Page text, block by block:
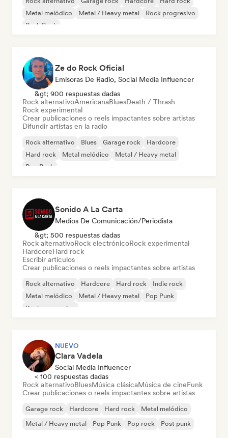
Metal melódico
Metal / Heavy metal
Rock progresivo
Punk Rock
Ze do Rock Oficial
Emisoras De Radio, Social Media Influencer
&gt; 900 respuestas dadas
Rock alternativoAmericanaBluesDeath / Thrash
Rock experimental
Crear publicaciones o reels impactantes sobre artistas
Difundir artistas en la radio
Rock alternativo Blues Garage rock
Hardcore
Hard rock
Metal melódico
Metal / Heavy metal
Pop Punk
Sonido A La Carta
Medios De Comunicación/Periodista
&gt; 500 respuestas dadas
Rock alternativoRock electrónicoRock experimental
HardcoreHard rock
Escribir artículos
Crear publicaciones o reels impactantes sobre artistas
Rock alternativo Hardcore Hard rock
Indie rock
Metal melódico
Metal / Heavy metal
Pop Punk
Rock progresivo
NUEVO
Clara Vadela
Social Media Influencer
< 100 respuestas dadas
Rock alternativoBluesMúsica clásicaMúsica de cineFunk
Crear publicaciones o reels impactantes sobre artistas
Garage rock Hardcore Hard rock
Metal melódico
Metal / Heavy metal
Pop Punk Pop rock Post punk